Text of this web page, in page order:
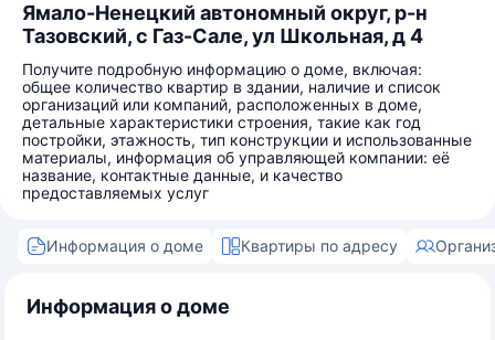
Ямало-Ненецкий автономный округ, р-н
Тазовский, с Газ-Сале, ул Школьная, д 4
Получите подробную информацию о доме, включая:
общее количество квартир в здании, наличие и список
организаций или компаний, расположенных в доме,
детальные характеристики строения, такие как год
постройки, этажность, тип конструкции и использованные
материалы, информация об управляющей компании: её
название, контактные данные, и качество
предоставляемых услуг
Информация о доме Квартиры по адресу
Информация о доме